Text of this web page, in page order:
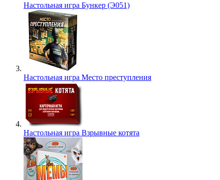
Настольная игра Бункер (Э051)
Настольная игра Место преступления
Настольная игра Взрывные котята